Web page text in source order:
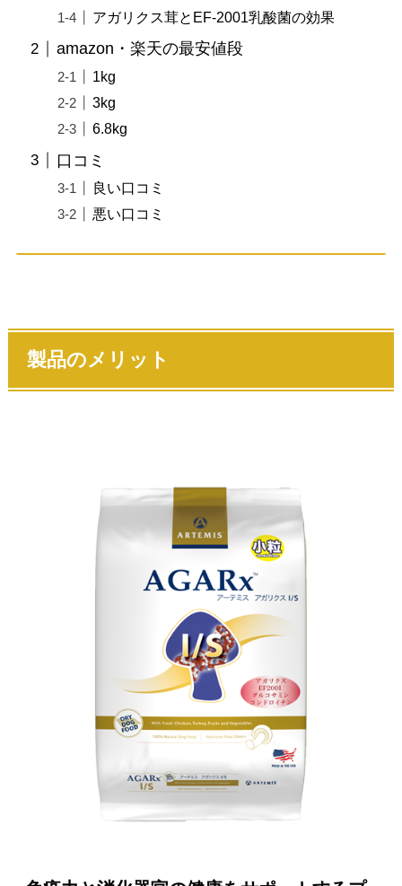
アガリクス茸とEF-2001乳酸菌の効果
amazon・楽天の最安値段
1kg
3kg
6.8kg
口コミ
良い口コミ
悪い口コミ
製品のメリット